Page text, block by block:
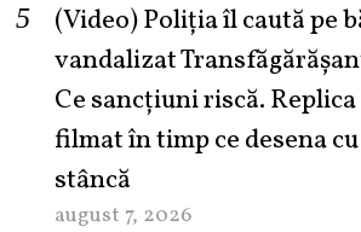
(Video) Poliția îl caută pe
vandalizat
Ce sancțiuni riscă.
filmat în timp ce desena
stâncă
august 7, 2026